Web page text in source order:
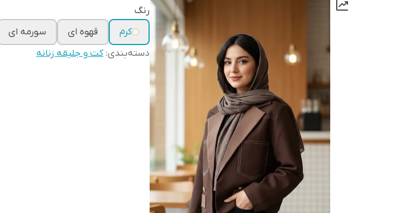
رنگ
کرم
قهوه ای سورمه ای
دسته‌بندی:کت و جلیقه زنانه